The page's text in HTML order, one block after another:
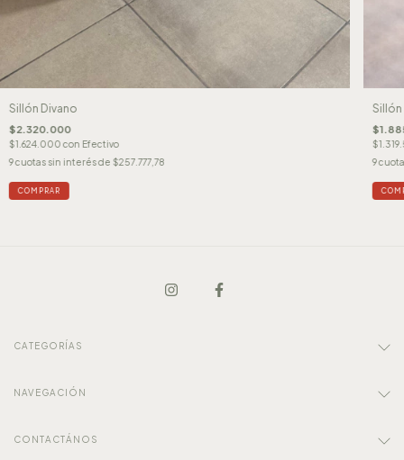
Sillón Divano
$2.320.000
$1.624.000 con Efectivo
9cuotas sin interés de $257.777,78
COMPRAR
9
CATEGORÍAS
NAVEGACIÓN
CONTACTÁNOS